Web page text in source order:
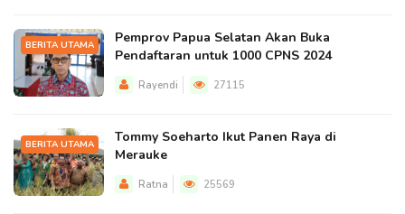
BERITA UTAMA
Pemprov Papua Selatan Akan Buka
Pendaftaran untuk 1000 CPNS 2024
Rayendi 27115
BERITA UTAMA
Tommy Soeharto Ikut Panen Raya di
Merauke
Ratna 25569